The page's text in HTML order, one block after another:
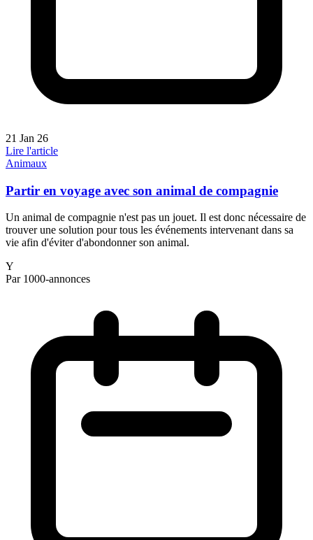
21 Jan 26
Lire l'article
Animaux
Partir en voyage avec son animal de compagnie
Un animal de compagnie n'est pas un jouet. Il est donc nécessaire de
trouver une solution pour tous les événements intervenant dans sa
vie afin d'éviter d'abondonner son animal.
Y
Par 1000-annonces